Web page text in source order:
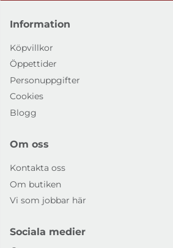
Information
Köpvillkor
Öppettider
Personuppgifter
Cookies
Blogg
Om oss
Kontakta oss
Om butiken
Vi som jobbar här
Sociala medier